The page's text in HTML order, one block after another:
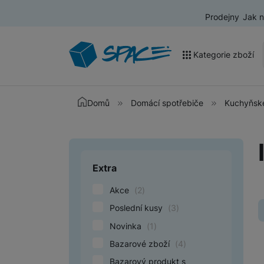
Prodejny Jak
Kategorie zboží
Akce a výprodej
Televize
Audio
Domácí spotřebiče
Tablety
Domů Domácí spotřebiče
Upřesnit
Extra
Akce (2)
Poslední kusy
(3)
Novinka
(1 )
Bazarové zboží (4)
Bazarový produkt s